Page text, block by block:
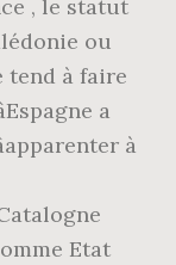
, le statut
ou
tend à faire
a
à
Etat